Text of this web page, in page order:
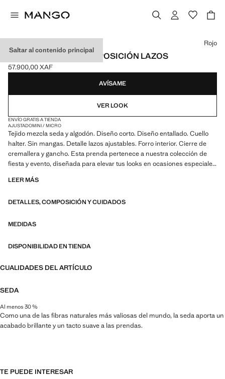
Saltar al contenido principal
VESTIDO SEDA SUPERPOSICIÓN LAZOS
Precio actual [57.900,00 XAF ]
57.900,00 XAF
Selecciona un color
Rojo
AVÍSAME
VER LOOK
ENVÍO GRATIS A TIENDA
AJUSTADOMINI / MICRO
Tejido mezcla seda y algodón. Diseño corto. Diseño entallado. Cuello
halter. Sin mangas. Detalle lazos ajustables. Forro interior. Cierre de
cremallera y gancho. Esta prenda pertenece a nuestra colección de
fiesta y evento, diseñada para elevar tus looks en ocasiones especiales
Colaboramos con una de las marcas independientes
colección de verano de energía audaz, donde lo práctico y lo estético
ligeras, con protagonismo del layering y un enfoque conceptual, que
como en ocasiones más especiales
LEER MÁS
DETALLES, COMPOSICIÓN Y CUIDADOS
MEDIDAS
DISPONIBILIDAD EN TIENDA
CUALIDADES DEL ARTÍCULO
SEDA
Al menos 30 %
Como una de las fibras naturales más valiosas del mundo, la seda aporta un
acabado brillante y un tacto suave a las prendas.
TE PUEDE INTERESAR